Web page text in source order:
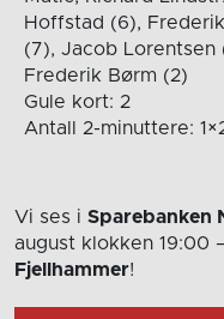
Hoffstad (6),
(7), Jacob Lorentsen
Frederik Børm (2)
Gule kort: 2
Antall 2-minuttere:
Vi ses i Sparebanken
august klokken 19:00
Fjellhammer!